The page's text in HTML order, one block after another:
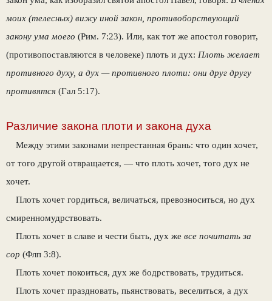
моих (телесных) вижу иной закон, противоборствующий
закону ума моего (Рим. 7:23). Или, как тот же апостол говорит,
(противопоставляются в человеке) плоть и дух: Плоть желает
противного духу, а дух — противного плоти: они друг другу
противятся (Гал 5:17).
Различие закона плоти и закона духа
Между этими законами непрестанная брань: что один хочет,
от того другой отвращается, — что плоть хочет, того дух не
хочет.
Плоть хочет гордиться, величаться, превозноситься, но дух
смиренномудрствовать.
Плоть хочет в славе и чести быть, дух же все почитать за
сор (Флп 3:8).
Плоть хочет покоиться, дух же бодрствовать, трудиться.
Плоть хочет праздновать, пьянствовать, веселиться, а дух